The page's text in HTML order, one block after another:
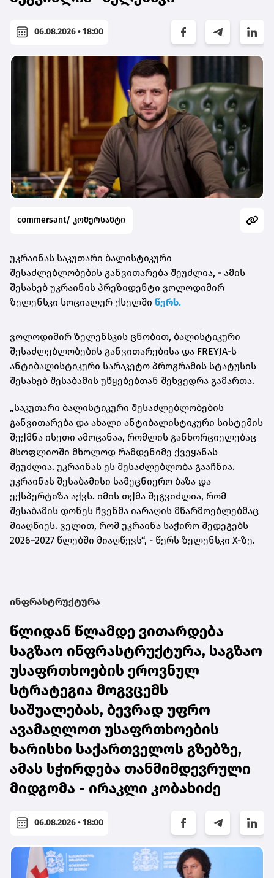
06.08.2026 • 18:00
commersant/ კომერსანტი
უკრაინას საკუთარი ბალისტიკური
შესაძლებლობების განვითარება შეუძლია, - ამის
შესახებ უკრაინის პრეზიდენტი ვოლოდიმირ
ზელენსკი სოციალურ ქსელში წერს.
ვოლოდიმირ ზელენსკის ცნობით, ბალისტიკური
შესაძლებლობების განვითარებისა და FREYJA-ს
ანტიბალისტიკური სარაკეტო პროგრამის სტატუსის
შესახებ შესაბამის უწყებებთან შეხვედრა გამართა.
„საკუთარი ბალისტიკური შესაძლებლობების
განვითარება და ახალი ანტიბალისტიკური სისტემის
შექმნა ისეთი ამოცანაა, რომლის განხორციელებაც
მსოფლიოში მხოლოდ რამდენიმე ქვეყანას
შეუძლია. უკრაინას ეს შესაძლებლობა გააჩნია.
უკრაინას შესაბამისი სამეცნიერო ბაზა და
ექსპერტიზა აქვს. იმის თქმა შეგვიძლია, რომ
შესაბამის დონეს ჩვენმა იარაღის მწარმოებლებმაც
მიაღწიეს. ველით, რომ უკრაინა საჭირო შედეგებს
2026–2027 წლებში მიაღწევს“, - წერს ზელენსკი X-ზე.
ინფრასტრუქტურა
წლიდან წლამდე ვითარდება
საგზაო ინფრასტრუქტურა, საგზაო
უსაფრთხოების ეროვნულ
სტრატეგია მოგვცემს
საშუალებას, ბევრად უფრო
ავამაღლოთ უსაფრთხოების
ხარისხი საქართველოს გზებზე,
ამას სჭირდება თანმიმდევრული
მიდგომა - ირაკლი კობახიძე
06.08.2026 • 18:00